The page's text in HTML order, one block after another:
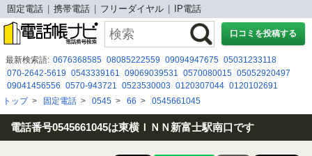
固定電話 携帯電話 フリーダイヤル IP電話
口コミを投稿する
最新検索語: 0676368585 08085222559 09094947675 05031233118
070-2642-5619 0543339161 09069039531 0570080015 05052920497
09041456556 0570-943721 0523530003 0120307044 0120102691
080-5625-2536 080 2657 6609 0120537356 090 6236 3499
0675264700 0366702491 0120988427 050-3107-6247 08005002333
0120429313
トップ> 固定電話 > 0545 > 66 > 0545661045
電話番号0545661045は東横ＩＮＮ新富士駅南口です